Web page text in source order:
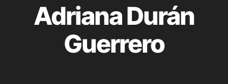
Adriana Durán
Guerrero